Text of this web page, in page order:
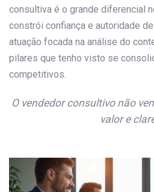
consultiva é o grande diferencial
constrói confiança e autoridade
atuação focada na análise do
pilares que tenho visto se
competitivos.
O vendedor consultivo não
valor e